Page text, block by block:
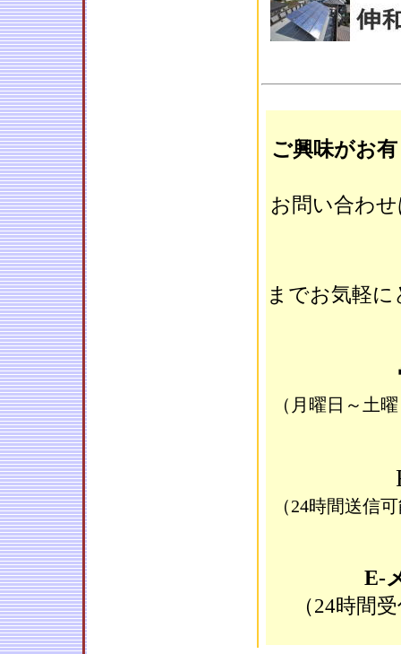
ご興味がお
お問い合わ
までお気軽に
（月曜日～土
（24時間送信
E-
（24時間